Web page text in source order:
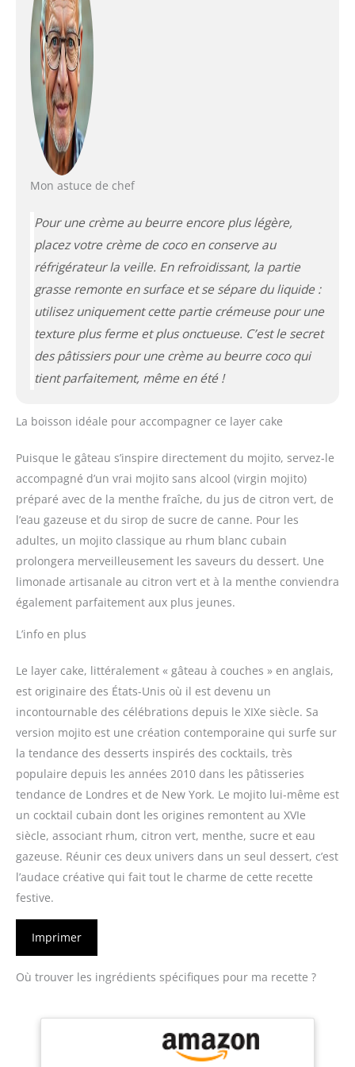
Mon astuce de chef
Pour une crème au beurre encore plus légère,
placez votre crème de coco en conserve au
réfrigérateur la veille. En refroidissant, la partie
grasse remonte en surface et se sépare du liquide :
utilisez uniquement cette partie crémeuse pour une
texture plus ferme et plus onctueuse. C’est le secret
des pâtissiers pour une crème au beurre coco qui
tient parfaitement, même en été !
La boisson idéale pour accompagner ce layer cake
Puisque le gâteau s’inspire directement du mojito, servez-le
accompagné d’un vrai mojito sans alcool (virgin mojito)
préparé avec de la menthe fraîche, du jus de citron vert, de
l’eau gazeuse et du sirop de sucre de canne. Pour les
adultes, un mojito classique au rhum blanc cubain
prolongera merveilleusement les saveurs du dessert. Une
limonade artisanale au citron vert et à la menthe conviendra
également parfaitement aux plus jeunes.
L’info en plus
Le layer cake, littéralement « gâteau à couches » en anglais,
est originaire des États-Unis où il est devenu un
incontournable des célébrations depuis le XIXe siècle. Sa
version mojito est une création contemporaine qui surfe sur
la tendance des desserts inspirés des cocktails, très
populaire depuis les années 2010 dans les pâtisseries
tendance de Londres et de New York. Le mojito lui-même est
un cocktail cubain dont les origines remontent au XVIe
siècle, associant rhum, citron vert, menthe, sucre et eau
gazeuse. Réunir ces deux univers dans un seul dessert, c’est
l’audace créative qui fait tout le charme de cette recette
festive.
Imprimer
Où trouver les ingrédients spécifiques pour ma recette ?